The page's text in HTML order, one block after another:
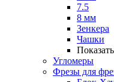
7.5
8 мм
Зенкера
Чашки
Угломеры
Фрезы для